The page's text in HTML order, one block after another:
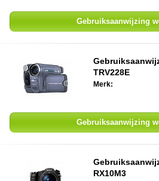
Gebruiksaanwijzing
TRV228E
Merk:
Gebruiksaanwijzing
RX10M3